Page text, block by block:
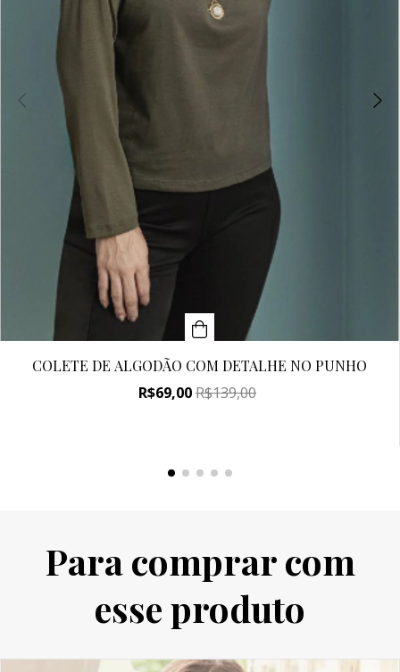
COLETE DE ALGODÃO COM DETALHE NO PUNHO
R$69,00R$139,00
Para comprar com
esse produto